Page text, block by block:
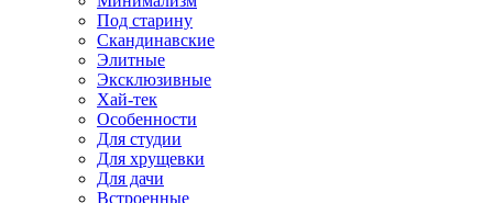
Под старину
Скандинавские
Элитные
Эксклюзивные
Хай-тек
Особенности
Для студии
Для хрущевки
Для дачи
Встроенные